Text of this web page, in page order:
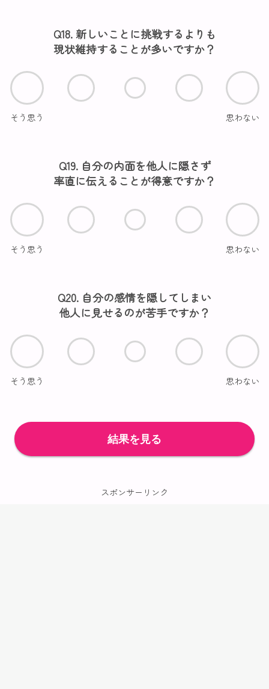
Q18. 新しいことに挑戦するよりも
現状維持することが多いですか？
そう思う 思わない
Q19. 自分の内面を他人に隠さず
率直に伝えることが得意ですか？
そう思う 思わない
Q20. 自分の感情を隠してしまい
他人に見せるのが苦手ですか？
そう思う 思わない
スポンサーリンク